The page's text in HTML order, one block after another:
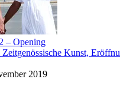
– Opening
Kunst,
2019